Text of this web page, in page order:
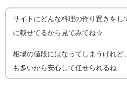
サイトにどんな料理の作り置きをし
に載せてるから見てみてね☆
相場の値段にはなってしまうけれど
も多いから安心して任せられるね